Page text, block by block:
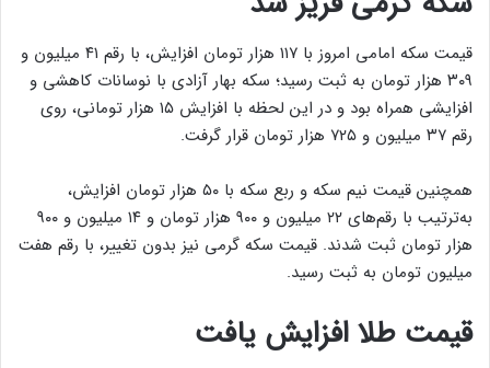
قیمت سکه امامی امروز با ۱۱۷ هزار تومان افزایش، با رقم ۴۱ میلیون و
۳۰۹ هزار تومان به ثبت رسید؛ سکه بهار آزادی با نوسانات کاهشی و
افزایشی همراه بود و در این لحظه با افزایش ۱۵ هزار تومانی، روی
رقم ۳۷ میلیون و ۷۲۵ هزار تومان قرار گرفت.
همچنین قیمت نیم سکه و ربع سکه با ۵۰ هزار تومان افزایش،
به‌ترتیب با رقم‌های ۲۲ میلیون و ۹۰۰ هزار تومان و ۱۴ میلیون و ۹۰۰
هزار تومان ثبت شدند. قیمت سکه گرمی نیز بدون تغییر، با رقم هفت
میلیون تومان به ثبت رسید.
قیمت طلا افزایش یافت